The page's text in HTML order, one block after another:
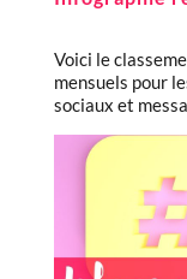
Voici le
mensuels pour
sociaux et